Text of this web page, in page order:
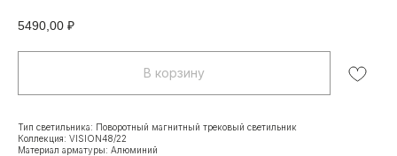
5490,00 ₽
В корзину
Тип светильника: Поворотный магнитный трековый светильник
Коллекция: VISION48/22
Материал арматуры: Алюминий